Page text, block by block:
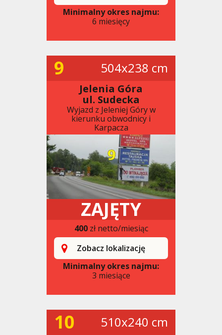
Minimalny okres najmu:
6 miesięcy
9 504x238 cm
Jelenia Góra
ul. Sudecka
Wyjazd z Jeleniej Góry w
kierunku obwodnicy i
Karpacza
ZAJĘTY
400zł netto/miesiąc
Zobacz lokalizację
Minimalny okres najmu:
3 miesiące
10 510x240 cm